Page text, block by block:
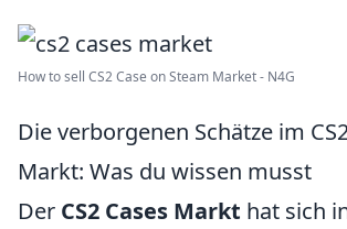
How to sell CS2 Case on Steam Market - N4G
Die verborgenen Schätze im
Markt: Was du wissen musst
Der CS2 Cases Markt hat sich